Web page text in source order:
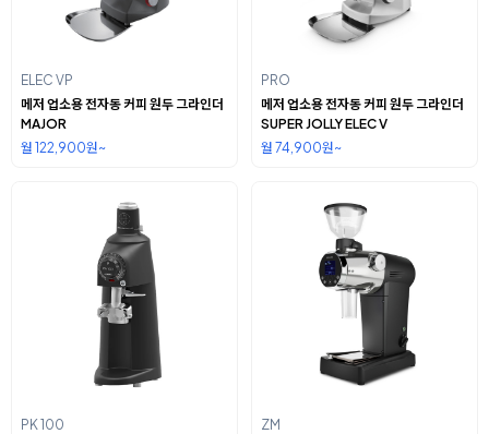
ELEC VP
메저 업소용 전자동 커피 원두 그라인더
MAJOR
월 122,900원~
PRO
메저 업소용 전자동 커피 원두 그라인더
SUPER JOLLY ELEC V
월 74,900원~
PK 100
ZM